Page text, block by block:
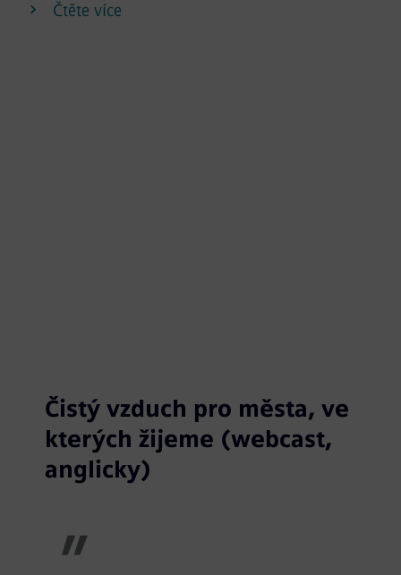
Čtěte více
Čistý vzduch pro města, ve
kterých žijeme (webcast,
anglicky)